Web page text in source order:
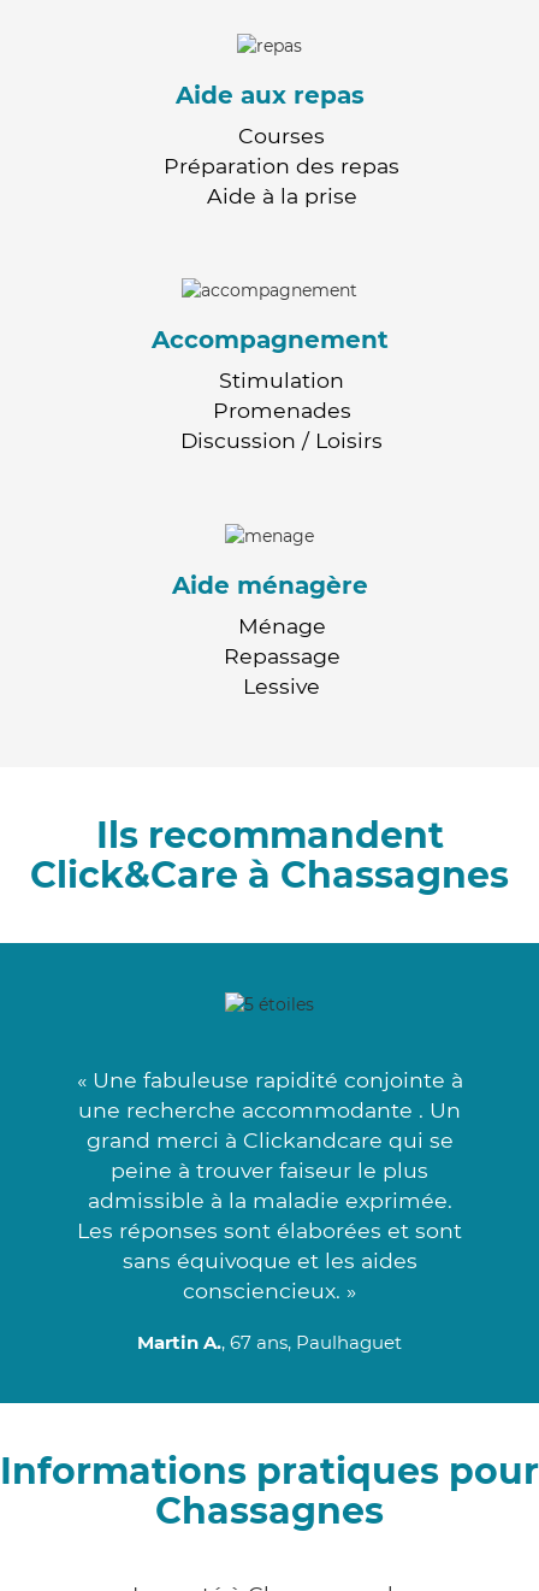
Aide aux repas
Courses
Préparation des repas
Aide à la prise
Accompagnement
Stimulation
Promenades
Discussion / Loisirs
Aide ménagère
Ménage
Repassage
Lessive
Ils recommandent
Click&Care à Chassagnes
« Une fabuleuse rapidité conjointe à
une recherche accommodante . Un
grand merci à Clickandcare qui se
peine à trouver faiseur le plus
admissible à la maladie exprimée.
Les réponses sont élaborées et sont
sans équivoque et les aides
consciencieux. »
Martin A., 67 ans, Paulhaguet
Informations pratiques pour
Chassagnes